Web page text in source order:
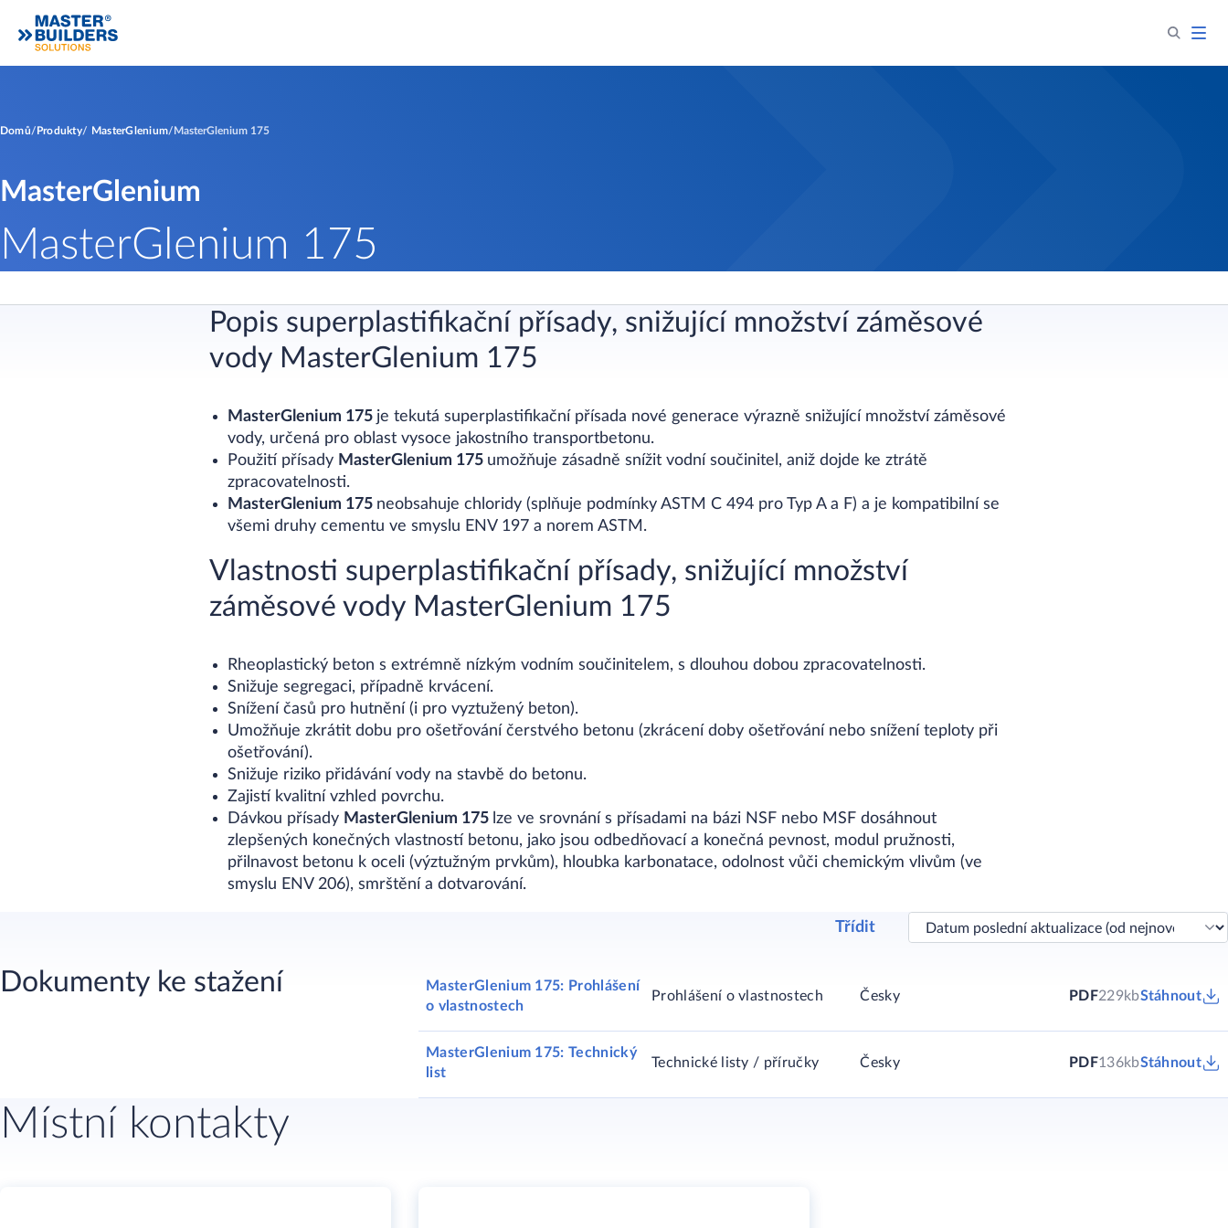
Domů Produkty MasterGlenium MasterGlenium 175
MasterGlenium
MasterGlenium 175
Popis superplastifikační přísady, snižující množství záměsové
vody MasterGlenium 175
MasterGlenium 175 je tekutá superplastifikační přísada nové generace výrazně snižující množství záměsové
vody, určená pro oblast vysoce jakostního transportbetonu.
Použití přísady MasterGlenium 175 umožňuje zásadně snížit vodní součinitel, aniž dojde ke ztrátě
zpracovatelnosti.
MasterGlenium 175 neobsahuje chloridy (splňuje podmínky ASTM C 494 pro Typ A a F) a je kompatibilní se
všemi druhy cementu ve smyslu ENV 197 a norem ASTM.
Vlastnosti superplastifikační přísady, snižující množství
záměsové vody MasterGlenium 175
Rheoplastický beton s extrémně nízkým vodním součinitelem, s dlouhou dobou zpracovatelnosti.
Snižuje segregaci, případně krvácení.
Snížení časů pro hutnění (i pro vyztužený beton).
Umožňuje zkrátit dobu pro ošetřování čerstvého betonu (zkrácení doby ošetřování nebo snížení teploty při
ošetřování).
Snižuje riziko přidávání vody na stavbě do betonu.
Zajistí kvalitní vzhled povrchu.
Dávkou přísady MasterGlenium 175 lze ve srovnání s přísadami na bázi NSF nebo MSF dosáhnout
zlepšených konečných vlastností betonu, jako jsou odbedňovací a konečná pevnost, modul pružnosti,
přilnavost betonu k oceli (výztužným prvkům), hloubka karbonatace, odolnost vůči chemickým vlivům (ve
smyslu ENV 206), smrštění a dotvarování.
Třídit
Dokumenty ke stažení
MasterGlenium 175: Prohlášení
o vlastnostech
Prohlášení o vlastnostech Česky PDF229kbStáhnout
MasterGlenium 175: Technický
list
Technické listy / příručky Česky PDF136kbStáhnout
Místní kontakty